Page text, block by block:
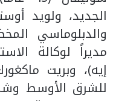
مديراً لوكالة
للشرق الأوسط